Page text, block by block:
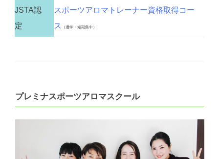
JSTA認
定
スポーツアロマトレーナー資格取得コー
ス
（通学・短期集中）
プレミナスポーツアロマスクール